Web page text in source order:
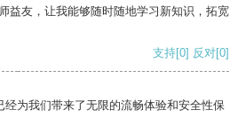
益友，让我能够随时随地学习新知识，拓宽
支持[0] 反对[0]
为我们带来了无限的流畅体验和安全性保